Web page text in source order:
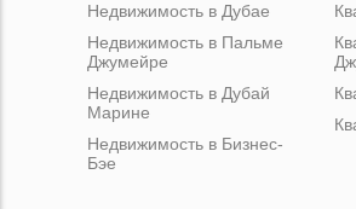
Недвижимость в Дубае
Недвижимость в Пальме
Джумейре
Недвижимость в Дубай
Марине
Недвижимость в Бизнес-
Бэе